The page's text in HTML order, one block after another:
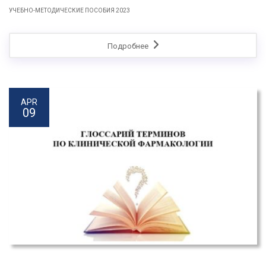
УЧЕБНО-МЕТОДИЧЕСКИЕ ПОСОБИЯ 2023
Подробнее
APR
09